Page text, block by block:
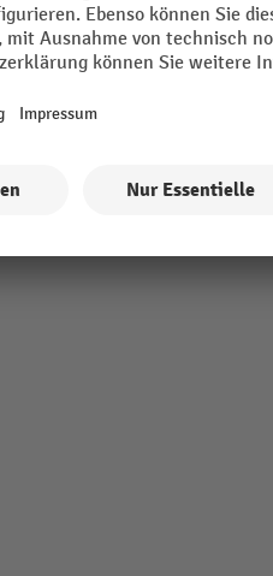
Alle technische Details